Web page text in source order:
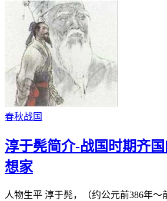
春秋战国
淳于髡简介-战国时期齐
想家
人物生平 淳于髡，（约公元前386年～